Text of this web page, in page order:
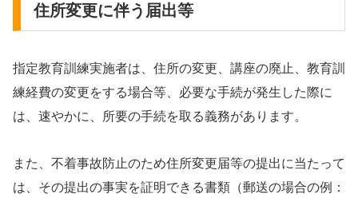
住所変更に伴う届出等
指定教育訓練実施者は、住所の変更、講座の廃止、教育訓
練経費の変更をする場合等、必要な手続が発生した際に
は、速やかに、所要の手続を取る義務があります。
また、不着事故防止のため住所変更届等の提出に当たって
は、その提出の事実を証明できる書類（郵送の場合の例：